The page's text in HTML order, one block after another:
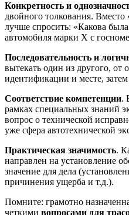
Конкретность и
двойного толкования.
лучше спросить: «Какова
автомобиля марки Х с
Последовательность и
вытекать один из другого, от
идентификации и месте,
Соответствие компетенции.
рамках специальных знаний
вопрос о технической
уже сфера автотехнической
Практическая значимость.
направлен на установление
значение для дела
причинения ущерба и т.д.).
Помните: грамотно
четкими вопросами для